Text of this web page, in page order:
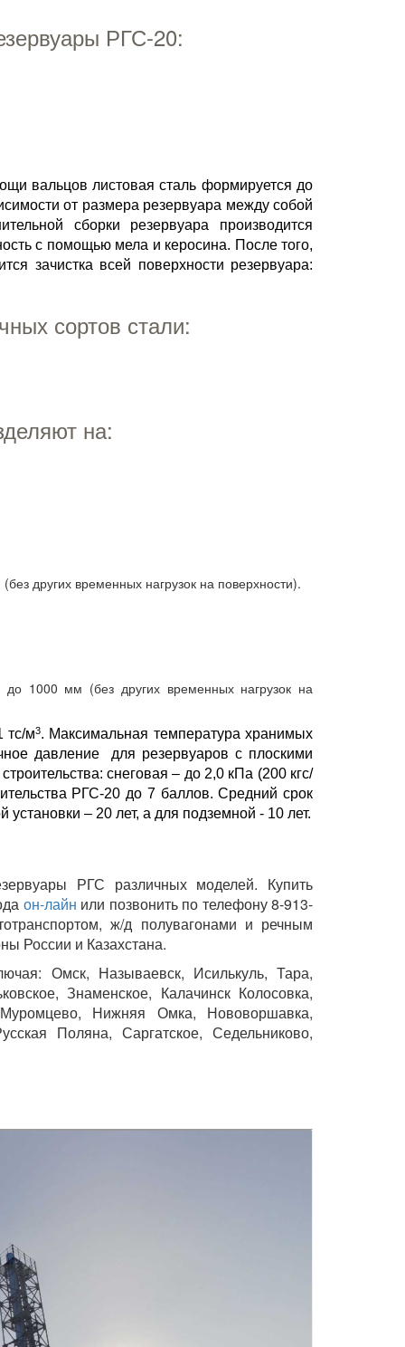
РГС-20:
вальцов листовая сталь формируется до
от размера резервуара между собой
сборки резервуара производится
с помощью мела и керосина. После того,
зачистка всей поверхности резервуара:
сортов стали:
на:
других временных нагрузок на поверхности).
1000 мм (без других временных нагрузок на
тс/м3. Максимальная температура хранимых
давление для резервуаров с плоскими
снеговая – до 2,0 кПа (200 кгс/
РГС-20 до 7 баллов. Средний срок
– 20 лет, а для подземной - 10 лет.
РГС различных моделей. Купить
он-лайн или позвонить по телефону 8-913-
ж/д полувагонами и речным
России и Казахстана.
Омск, Называевск, Исилькуль, Тара,
Знаменское, Калачинск Колосовка,
Нижняя Омка, Нововоршавка,
Поляна, Саргатское, Седельниково,